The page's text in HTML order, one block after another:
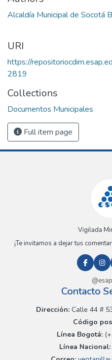
Alcaldía Municipal de Socotá
URI
https://
2819
Collections
Documentos Municipales
Full item page
Vigilada
¡Te invitamos a dejar tus
Contacto
Dirección:Calle 44 #
Código
Línea Bogotá:
Línea Nacional: